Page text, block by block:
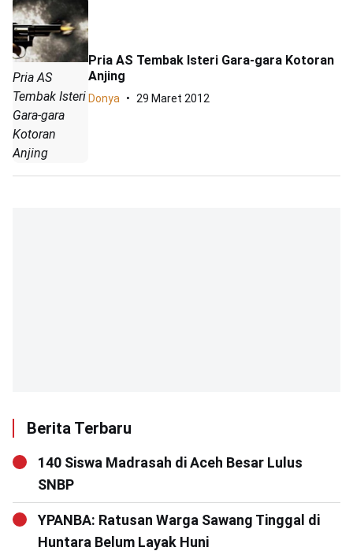
Pria AS
Tembak Isteri
Gara-gara
Kotoran
Anjing
Pria AS Tembak Isteri Gara-gara Kotoran
Anjing
Donya 29 Maret 2012
Berita Terbaru
140 Siswa Madrasah di Aceh Besar Lulus
SNBP
YPANBA: Ratusan Warga Sawang Tinggal di
Huntara Belum Layak Huni